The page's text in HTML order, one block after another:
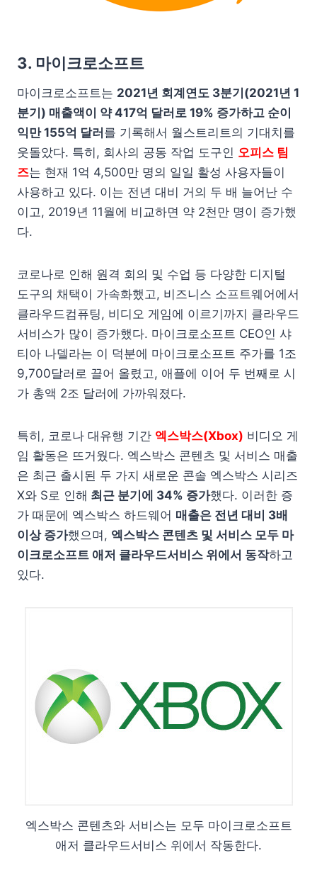
3. 마이크로소프트
마이크로소프트는 2021년 회계연도 3분기(2021년 1
분기) 매출액이 약 417억 달러로 19% 증가하고 순이
익만 155억 달러 를 기록해서 월스트리트의 기대치를
웃돌았다. 특히, 회사의 공동 작업 도구인 오피스 팀
즈는 현재 1억 4,500만 명의 일일 활성 사용자들이
사용하고 있다. 이는 전년 대비 거의 두 배 늘어난 수
이고, 2019년 11월에 비교하면 약 2천만 명이 증가했
다.
코로나로 인해 원격 회의 및 수업 등 다양한 디지털
도구의 채택이 가속화했고, 비즈니스 소프트웨어에서
클라우드컴퓨팅, 비디오 게임에 이르기까지 클라우드
서비스가 많이 증가했다. 마이크로소프트 CEO인 샤
티아 나델라는 이 덕분에 마이크로소프트 주가를 1조
9,700달러로 끌어 올렸고, 애플에 이어 두 번째로 시
가 총액 2조 달러에 가까워졌다.
특히, 코로나 대유행 기간 엑스박스(Xbox) 비디오 게
임 활동은 뜨거웠다. 엑스박스 콘텐츠 및 서비스 매출
은 최근 출시된 두 가지 새로운 콘솔 엑스박스 시리즈
X와 S로 인해 최근 분기에 34% 증가했다. 이러한 증
가 때문에 엑스박스 하드웨어 매출은 전년 대비 3배
이상 증가했으며, 엑스박스 콘텐츠 및 서비스 모두 마
이크로소프트 애저 클라우드서비스 위에서 동작하고
있다.
엑스박스 콘텐츠와 서비스는 모두 마이크로소프트
애저 클라우드서비스 위에서 작동한다.